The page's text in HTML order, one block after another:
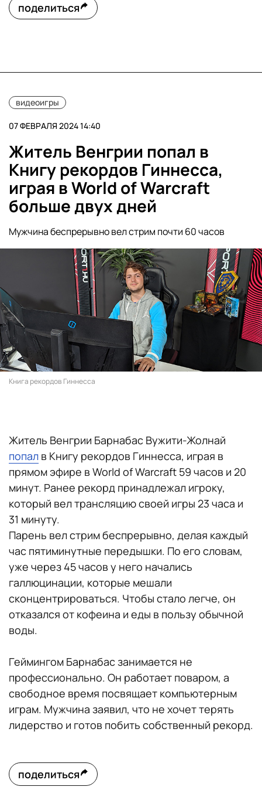
поделиться
видеоигры
07 ФЕВРАЛЯ 2024 14:40
Житель Венгрии попал в
Книгу рекордов Гиннесса,
играя в World of Warcraft
больше двух дней
Мужчина беспрерывно вел стрим почти 60 часов
Книга рекордов Гиннесса
Житель Венгрии Барнабас Вужити-Жолнай
попал в Книгу рекордов Гиннесса, играя в
прямом эфире в World of Warcraft 59 часов и 20
минут. Ранее рекорд принадлежал игроку,
который вел трансляцию своей игры 23 часа и
31 минуту.
Парень вел стрим беспрерывно, делая каждый
час пятиминутные передышки. По его словам,
уже через 45 часов у него начались
галлюцинации, которые мешали
сконцентрироваться. Чтобы стало легче, он
отказался от кофеина и еды в пользу обычной
воды.
Геймингом Барнабас занимается не
профессионально. Он работает поваром, а
свободное время посвящает компьютерным
играм. Мужчина заявил, что не хочет терять
лидерство и готов побить собственный рекорд.
поделиться